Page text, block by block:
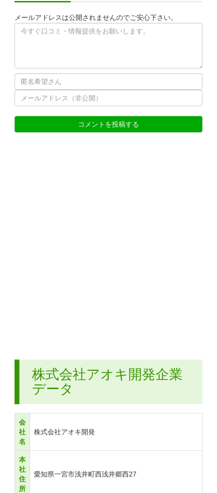
メールアドレスは公開されませんのでご安心下さい。
株式会社アオキ開発企業
データ
会
社
名
株式会社アオキ開発
本
社
住
所
愛知県一宮市浅井町西浅井郷西27